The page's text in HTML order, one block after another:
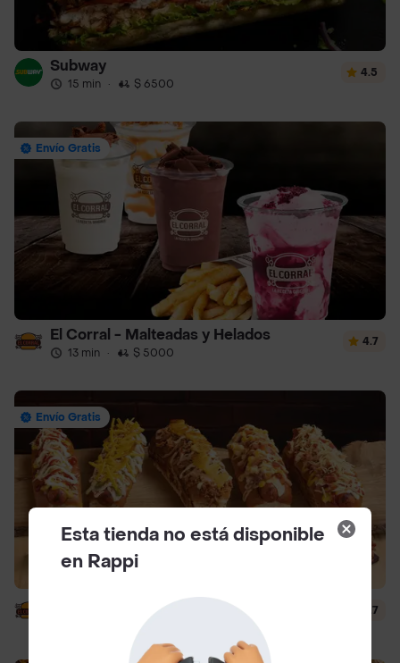
Subway
15 min · $ 6500
4.5
Envío Gratis
El Corral - Malteadas y Helados
13 min · $ 5000
4.7
Envío Gratis
El Corral - Vaqueros
$ 5000
4.7
Esta tienda no está disponible
en Rappi